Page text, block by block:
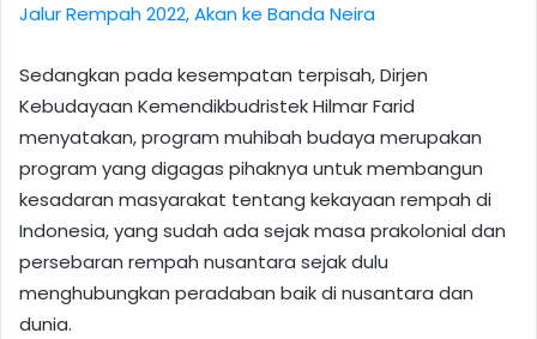
Jalur Rempah 2022, Akan ke Banda Neira
Sedangkan pada kesempatan terpisah, Dirjen
Kebudayaan Kemendikbudristek Hilmar Farid
menyatakan, program muhibah budaya merupakan
program yang digagas pihaknya untuk membangun
kesadaran masyarakat tentang kekayaan rempah di
Indonesia, yang sudah ada sejak masa prakolonial dan
persebaran rempah nusantara sejak dulu
menghubungkan peradaban baik di nusantara dan
dunia.